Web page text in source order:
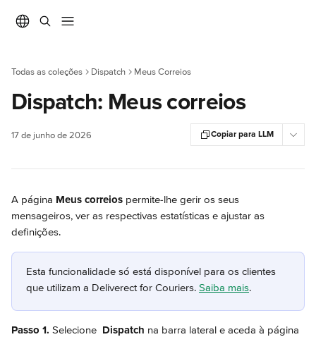
Todas as coleções Dispatch Meus Correios
Dispatch: Meus correios
17 de junho de 2026 Copiar para LLM
A página Meus correios permite-lhe gerir os seus
mensageiros, ver as respectivas estatísticas e ajustar as
definições.
Esta funcionalidade só está disponível para os clientes
que utilizam a Deliverect for Couriers. Saiba mais.
Passo 1. Selecione Dispatch na barra lateral e aceda à página